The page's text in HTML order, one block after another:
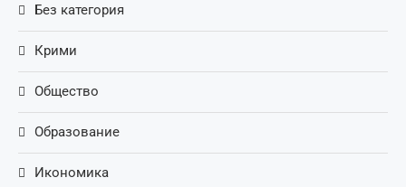
Без категория
Крими
Общество
Образование
Икономика